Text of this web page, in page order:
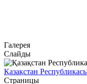
Галерея
Слайды
Қазақстан
Страницы